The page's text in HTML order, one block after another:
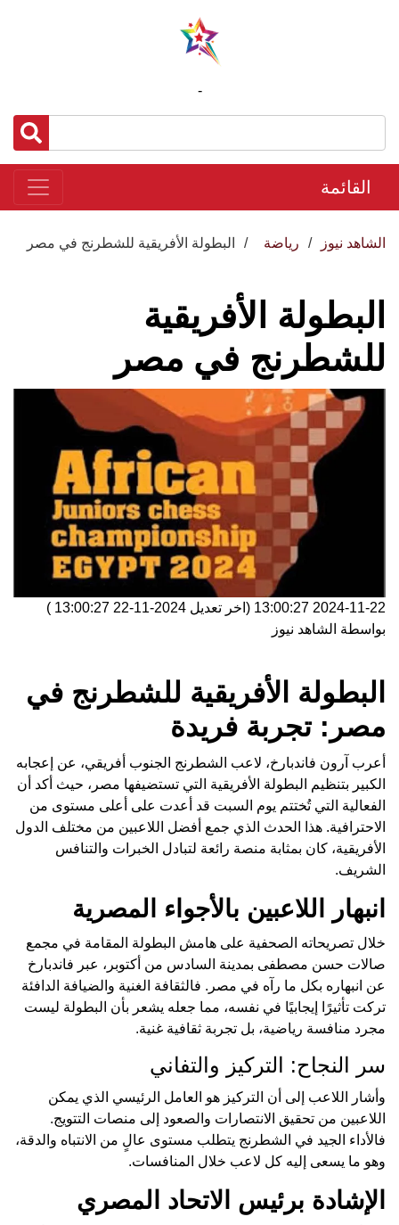
-
القائمة
الشاهد نيوز رياضة البطولة الأفريقية للشطرنج في مصر
البطولة الأفريقية
للشطرنج في مصر
2024-11-22 13:00:27 (اخر تعديل 2024-11-22 13:00:27
)
بواسطة الشاهد نيوز
البطولة الأفريقية للشطرنج في
مصر: تجربة فريدة
أعرب آرون فاندبارخ، لاعب الشطرنج الجنوب أفريقي، عن إعجابه
الكبير بتنظيم البطولة الأفريقية التي تستضيفها مصر، حيث أكد أن
الفعالية التي تُختتم يوم السبت قد أعدت على أعلى مستوى من
الاحترافية. هذا الحدث الذي جمع أفضل اللاعبين من مختلف الدول
الأفريقية، كان بمثابة منصة رائعة لتبادل الخبرات والتنافس
الشريف.
انبهار اللاعبين بالأجواء المصرية
خلال تصريحاته الصحفية على هامش البطولة المقامة في مجمع
صالات حسن مصطفى بمدينة السادس من أكتوبر، عبر فاندبارخ
عن انبهاره بكل ما رآه في مصر. فالثقافة الغنية والضيافة الدافئة
تركت تأثيرًا إيجابيًا في نفسه، مما جعله يشعر بأن البطولة ليست
مجرد منافسة رياضية، بل تجربة ثقافية غنية.
سر النجاح: التركيز والتفاني
وأشار اللاعب إلى أن التركيز هو العامل الرئيسي الذي يمكن
اللاعبين من تحقيق الانتصارات والصعود إلى منصات التتويج.
فالأداء الجيد في الشطرنج يتطلب مستوى عالٍ من الانتباه والدقة،
وهو ما يسعى إليه كل لاعب خلال المنافسات.
الإشادة برئيس الاتحاد المصري